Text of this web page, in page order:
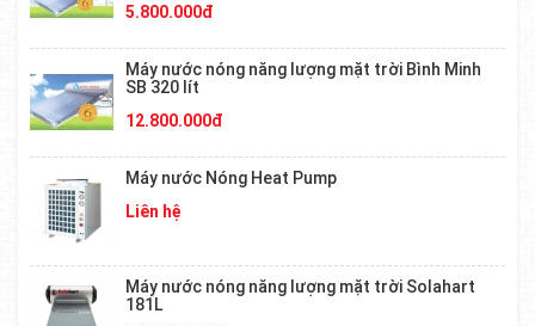
5.800.000đ
Máy nước nóng năng lượng mặt trời Bình Minh
SB 320 lít
12.800.000đ
Máy nước Nóng Heat Pump
Liên hệ
Máy nước nóng năng lượng mặt trời Solahart
181L